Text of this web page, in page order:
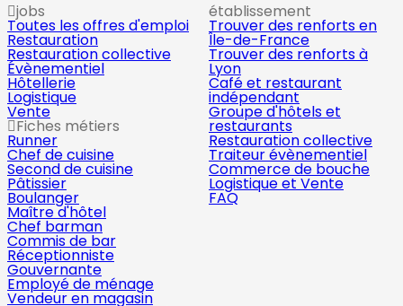
jobs
Toutes les offres d'emploi
Restauration
Restauration collective
Évènementiel
Hôtellerie
Logistique
Vente
Fiches métiers
Runner
Chef de cuisine
Second de cuisine
Pâtissier
Boulanger
Maître d'hôtel
Chef barman
Commis de bar
Réceptionniste
Gouvernante
Employé de ménage
Vendeur en magasin
établissement
Trouver des renforts en
Île-de-France
Trouver des renforts à
Lyon
Café et restaurant
indépendant
Groupe d'hôtels et
restaurants
Restauration collective
Traiteur évènementiel
Commerce de bouche
Logistique et Vente
FAQ